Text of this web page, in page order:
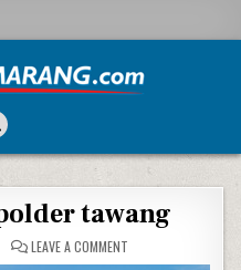
tawang
LEAVE A COMMENTON KILAUAN AIR DI